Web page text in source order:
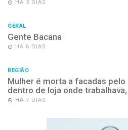
HÁ 3 DIAS
GERAL
Gente Bacana
HÁ 6 DIAS
REGIÃO
Mulher é morta a facadas
dentro de loja onde
HÁ 7 DIAS